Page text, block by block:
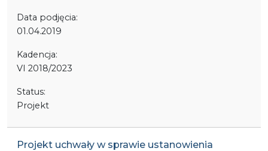
Data podjęcia:
01.04.2019
Kadencja:
VI 2018/2023
Status:
Projekt
Projekt uchwały w sprawie ustanowienia